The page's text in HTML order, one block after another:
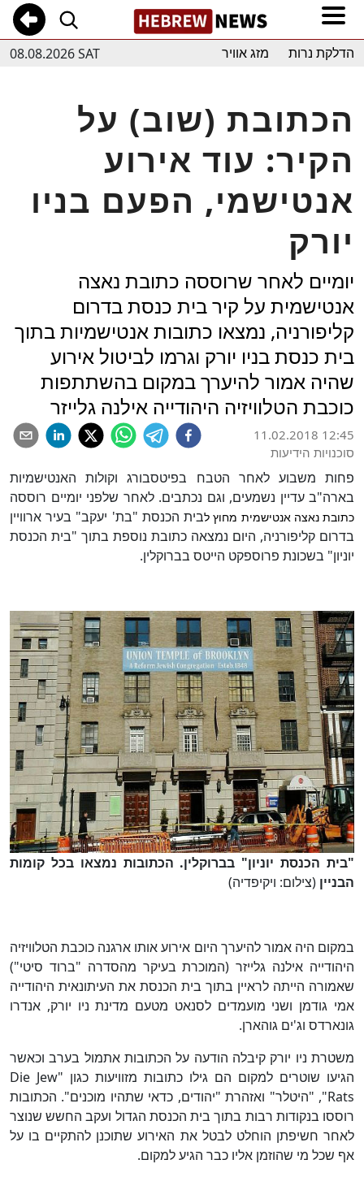
08.08.2026 SAT הדלקת נרות מזג אוויר
הכתובת (שוב) על
הקיר: עוד אירוע
אנטישמי, הפעם בניו
יורק
יומיים לאחר שרוססה כתובת נאצה
אנטישמית על קיר בית כנסת בדרום
קליפורניה, נמצאו כתובות אנטישמיות בתוך
בית כנסת בניו יורק וגרמו לביטול אירוע
שהיה אמור להיערך במקום בהשתתפות
כוכבת הטלוויזיה היהודייה אילנה גלייזר
11.02.2018 12:45
סוכנויות הידיעות
פחות משבוע לאחר הטבח בפיטסבורג וקולות האנטישמיות
בארה"ב עדיין נשמעים, וגם נכתבים. לאחר שלפני יומיים רוססה
כתובת נאצה אנטישמית מחוץ לבית הכנסת "בת' יעקב" בעיר ארוויין
בדרום קליפורניה, היום נמצאה כתובת נוספת בתוך "בית הכנסת
יוניון" בשכונת פרוספקט הייטס בברוקלין.
הבניין (צילום: ויקיפדיה)
במקום היה אמור להיערך היום אירוע אותו ארגנה כוכבת הטלוויזיה
היהודייה אילנה גלייזר (המוכרת בעיקר מהסדרה "ברוד סיטי")
שאמורה הייתה לראיין בתוך בית הכנסת את העיתונאית היהודייה
אמי גודמן ושני מועמדים לסנאט מטעם מדינת ניו יורק, אנדרו
גונארדס וג'ים גוהארן.
משטרת ניו יורק קיבלה הודעה על הכתובות אתמול בערב וכאשר
הגיעו שוטרים למקום הם גילו כתובות מזוויעות כגון "Die Jew
Rats", "היטלר" ואזהרת "יהודים, כדאי שתהיו מוכנים". הכתובות
רוססו בנקודות רבות בתוך בית הכנסת הגדול ועקב החשש שנוצר
לאחר חשיפתן הוחלט לבטל את האירוע שתוכנן להתקיים בו על
אף שכל מי שהוזמן אליו כבר הגיע למקום.